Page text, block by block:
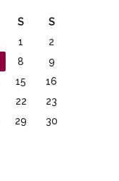
S
S
1
2
8
9
15
16
22
23
29
30